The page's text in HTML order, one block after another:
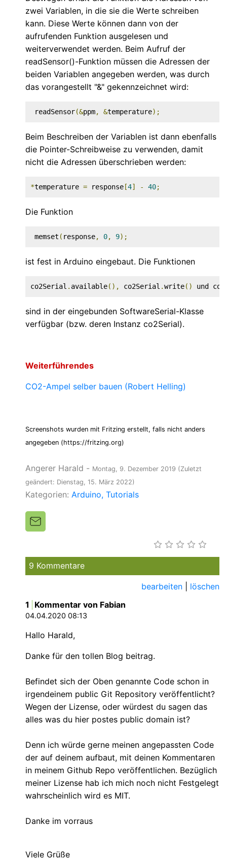
zwei Variablen, in die sie die Werte schreiben
kann. Diese Werte können dann von der
aufrufenden Funktion ausgelesen und
weiterverwendet werden. Beim Aufruf der
readSensor()-Funktion müssen die Adressen der
beiden Variablen angegeben werden, was durch
das vorangestellt "&" gekennzeichnet wird:
readSensor(&ppm, &temperature);
Beim Beschreiben der Variablen ist dann ebenfalls
die Pointer-Schreibweise zu verwenden, damit
nicht die Adressen überschrieben werden:
*temperature = response [4] - 40;
Die Funktion
memset ( response, 0, 9);
ist fest in Arduino eingebaut. Die Funktionen
co2Serial . available(), co2Serial .write() und
sind in der eingebunden SoftwareSerial-Klasse
verfügbar (bzw. deren Instanz co2Serial).
Weiterführendes
CO2-Ampel selber bauen (Robert Helling)
Screenshots wurden mit Fritzing erstellt, falls nicht anders
angegeben (https://fritzing.org)
Angerer Harald - Montag, 9. Dezember 2019 (Zuletzt
geändert: Dienstag, 15. März 2022)
Kategorien: Arduino Tutorials
9 Kommentare
bearbeiten
löschen
1
Kommentar von Fabian
04.04.2020 08:13
Hallo Harald,
Danke für den tollen Blog beitrag.
Befindet sich der Oben genannte Code schon in
irgendeinem public Git Repository veröffentlicht?
Wegen der Lizense, oder würdest du sagen das
alles was du hier postes public domain ist?
Denn ich würde gerne meinen angepassten Code
der auf deinem aufbaut, mit deinen Kommentaren
in meinem Github Repo veröffentlichen. Bezüglich
meiner Lizense hab ich mich noch nicht Festgelegt
wahrscheinlich wird es MIT.
Danke im vorraus
Viele Grüße